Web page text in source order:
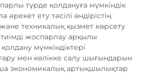
түрде қолдануға мүмкіндік
әрекет ету тәсілі өндірістің
техникалық қызмет көрсету
жоспарлау арқылы
мүмкіндіктері
мен көлікке салу шығындарын
экономикалық артықшылықтар